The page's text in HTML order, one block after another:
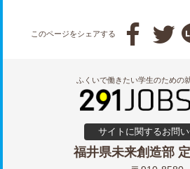
このページをシェアする  
ふくいで働きたい学生のための
サイトに関するお問
福井県未来創造部